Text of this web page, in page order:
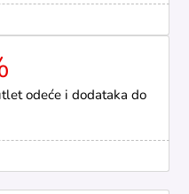
odeće i dodataka do